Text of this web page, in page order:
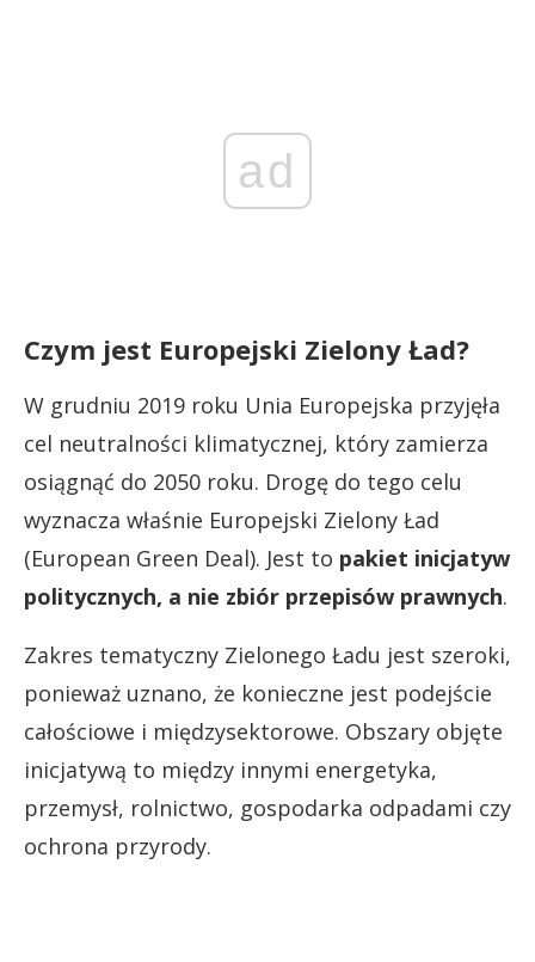
ad
Czym jest Europejski Zielony Ład?
W grudniu 2019 roku Unia Europejska przyjęła
cel neutralności klimatycznej, który zamierza
osiągnąć do 2050 roku. Drogę do tego celu
wyznacza właśnie Europejski Zielony Ład
(European Green Deal). Jest to pakiet inicjatyw
politycznych, a nie zbiór przepisów prawnych.
Zakres tematyczny Zielonego Ładu jest szeroki,
ponieważ uznano, że konieczne jest podejście
całościowe i międzysektorowe. Obszary objęte
inicjatywą to między innymi energetyka,
przemysł, rolnictwo, gospodarka odpadami czy
ochrona przyrody.